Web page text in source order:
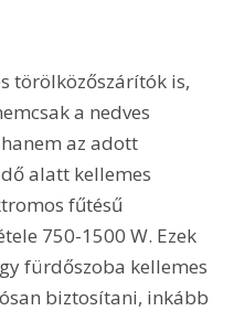
törölközőszárítók is,
a nedves
az adott
alatt kellemes
fűtésű
750-1500 W. Ezek
fürdőszoba kellemes
biztosítani, inkább